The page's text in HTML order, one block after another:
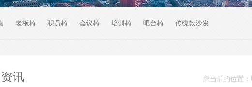
老板椅 职员椅 会议椅 培训椅 吧台椅 传统款沙发
讯 您当前的位置：